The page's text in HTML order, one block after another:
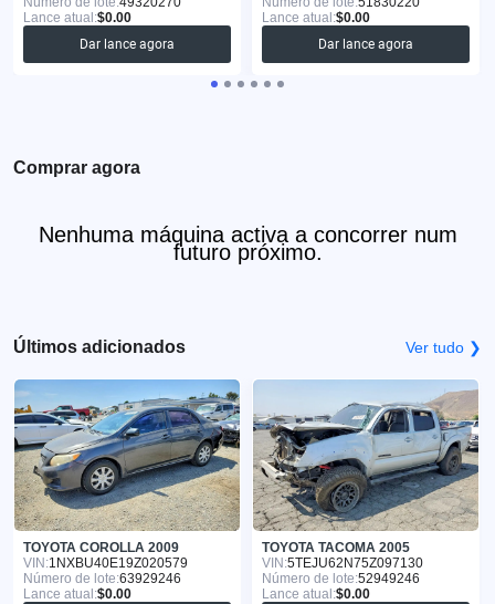
Lance atual:$0.00
Dar lance agora
Lance atual:$0.00
Dar lance agora
Comprar agora
Nenhuma máquina activa a concorrer num
futuro próximo.
Últimos adicionados Ver tudo ❯
TOYOTA COROLLA 2009
VIN:1NXBU40E19Z020579
Número de lote:63929246
Lance atual:$0.00
TOYOTA TACOMA 2005
VIN:5TEJU62N75Z097130
Número de lote:52949246
Lance atual:$0.00